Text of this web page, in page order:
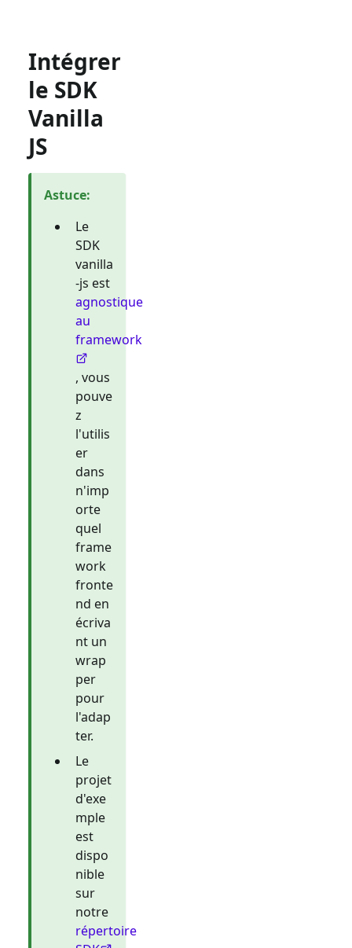
Intégrer
le SDK
Vanilla
JS
Astuce:
Le
SDK
vanilla
-js est
agnostique
au
framework
, vous
pouve
z
l'utilis
er
dans
n'imp
orte
quel
frame
work
fronte
nd en
écriva
nt un
wrap
per
pour
l'adap
ter.
Le
projet
d'exe
mple
est
dispo
nible
sur
notre
répertoire